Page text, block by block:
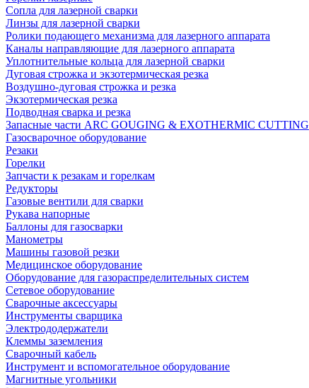
Сопла для лазерной сварки
Линзы для лазерной сварки
Ролики подающего механизма для лазерного аппарата
Каналы направляющие для лазерного аппарата
Уплотнительные кольца для лазерной сварки
Дуговая строжка и экзотермическая резка
Воздушно-дуговая строжка и резка
Экзотермическая резка
Подводная сварка и резка
Запасные части ARC GOUGING & EXOTHERMIC CUTTING
Газосварочное оборудование
Резаки
Горелки
Запчасти к резакам и горелкам
Редукторы
Газовые вентили для сварки
Рукава напорные
Баллоны для газосварки
Манометры
Машины газовой резки
Медицинское оборудование
Оборудование для газораспределительных систем
Сетевое оборудование
Сварочные аксессуары
Инструменты сварщика
Электрододержатели
Клеммы заземления
Сварочный кабель
Инструмент и вспомогательное оборудование
Магнитные угольники